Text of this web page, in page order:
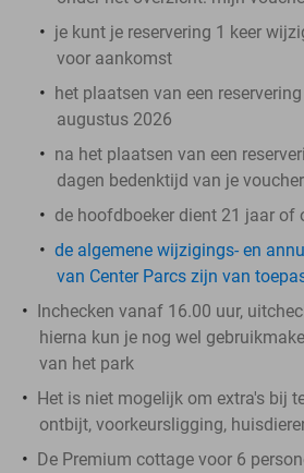
je kunt je reservering 1 keer
voor aankomst
het plaatsen van een
augustus 2026
na het plaatsen van een
dagen bedenktijd van je
de hoofdboeker dient 21 jaar of
de algemene wijzigings- en
van Center Parcs zijn van
Inchecken vanaf 16.00 uur,
hierna kun je nog wel
van het park
Het is niet mogelijk om extra's bij
ontbijt, voorkeursligging,
De Premium cottage voor 6